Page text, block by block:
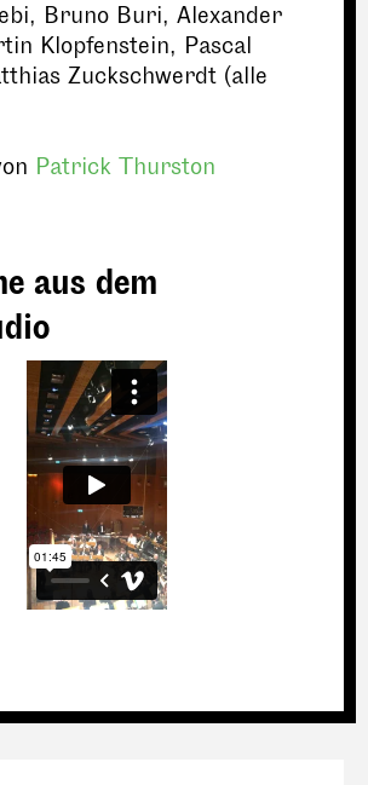
Bruno Buri, Alexander
Klopfenstein, Pascal
Zuckschwerdt (alle
Patrick Thurston
aus dem